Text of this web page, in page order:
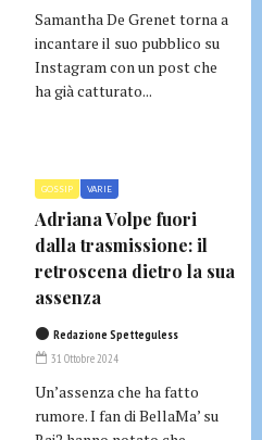
Samantha De Grenet torna a
incantare il suo pubblico su
Instagram con un post che
ha già catturato...
GOSSIP VARIE
Adriana Volpe fuori
dalla trasmissione: il
retroscena dietro la sua
assenza
Redazione Spetteguless
31 Ottobre 2024
Un’assenza che ha fatto
rumore. I fan di BellaMa’ su